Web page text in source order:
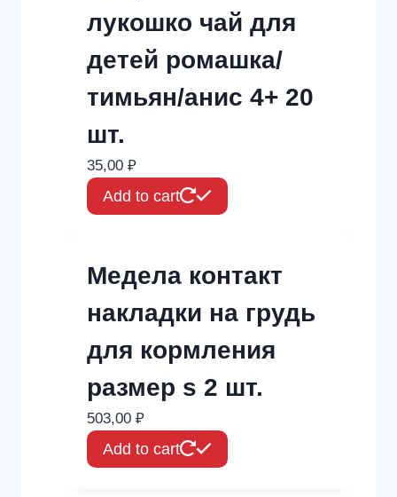
лукошко чай для
детей ромашка/
тимьян/анис 4+ 20
шт.
35,00 ₽
Add to cart
Медела контакт
накладки на грудь
для кормления
размер s 2 шт.
503,00 ₽
Add to cart